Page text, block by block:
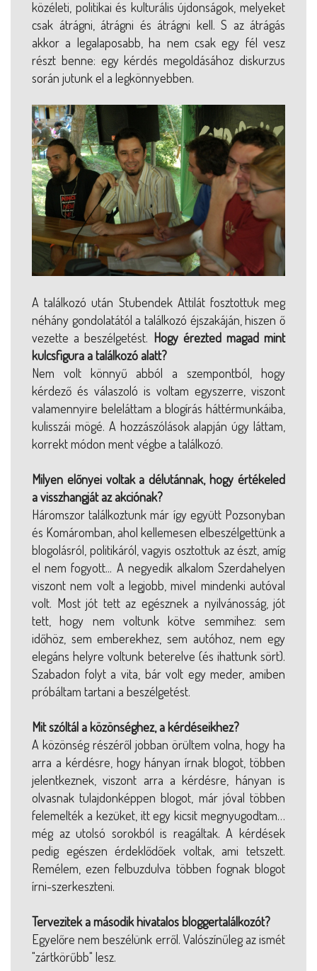
közéleti, politikai és kulturális újdonságok, melyeket
csak átrágni, átrágni és átrágni kell. S az átrágás
akkor a legalaposabb, ha nem csak egy fél vesz
részt benne: egy kérdés megoldásához diskurzus
során jutunk el a legkönnyebben.
A találkozó után Stubendek Attilát fosztottuk meg
néhány gondolatától a találkozó éjszakáján, hiszen ő
vezette a beszélgetést. Hogy érezted magad mint
kulcsfigura a találkozó alatt?
Nem volt könnyű abból a szempontból, hogy
kérdező és válaszoló is voltam egyszerre, viszont
valamennyire beleláttam a blogírás háttérmunkáiba,
kulisszái mögé. A hozzászólások alapján úgy láttam,
korrekt módon ment végbe a találkozó.
Milyen előnyei voltak a délutánnak, hogy értékeled
a visszhangját az akciónak?
Háromszor találkoztunk már így együtt Pozsonyban
és Komáromban, ahol kellemesen elbeszélgettünk a
blogolásról, politikáról, vagyis osztottuk az észt, amíg
el nem fogyott... A negyedik alkalom Szerdahelyen
viszont nem volt a legjobb, mivel mindenki autóval
volt. Most jót tett az egésznek a nyilvánosság, jót
tett, hogy nem voltunk kötve semmihez: sem
időhöz, sem emberekhez, sem autóhoz, nem egy
elegáns helyre voltunk beterelve (és ihattunk sört).
Szabadon folyt a vita, bár volt egy meder, amiben
próbáltam tartani a beszélgetést.
Mit szóltál a közönséghez, a kérdéseikhez?
A közönség részéről jobban örültem volna, hogy ha
arra a kérdésre, hogy hányan írnak blogot, többen
jelentkeznek, viszont arra a kérdésre, hányan is
olvasnak tulajdonképpen blogot, már jóval többen
felemelték a kezüket, itt egy kicsit megnyugodtam…
még az utolsó sorokból is reagáltak. A kérdések
pedig egészen érdeklődőek voltak, ami tetszett.
Remélem, ezen felbuzdulva többen fognak blogot
írni-szerkeszteni.
Tervezitek a második hivatalos bloggertalálkozót?
Egyelőre nem beszélünk erről. Valószínűleg az ismét
"zártkörűbb" lesz.